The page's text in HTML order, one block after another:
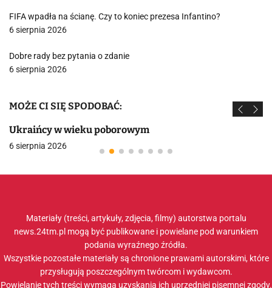
FIFA wpadła na ścianę. Czy to koniec prezesa Infantino?
6 sierpnia 2026
Dobre rady bez pytania o zdanie
6 sierpnia 2026
MOŻE CI SIĘ SPODOBAĆ:
Ukraińcy w wieku poborowym
6 sierpnia 2026
Materiały (treści, artykuły, zdjęcia, filmy) autorstwa portalu
news.24tm.pl mogą być publikowane i powielane pod warunkiem
podania wyraźnego źródła.
Wszystkie pozostałe materiały są chronione prawami autorskimi, które
przysługują poszczególnym twórcom i wydawcom.
Powielanie tych treści wymaga uzyskania ich uprzedniej pisemnej zgody.